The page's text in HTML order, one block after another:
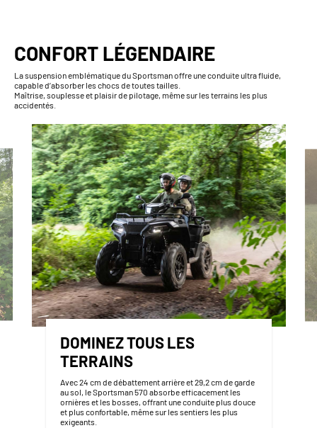
CONFORT LÉGENDAIRE
La suspension emblématique du Sportsman offre une conduite ultra fluide,
capable d’absorber les chocs de toutes tailles.
Maîtrise, souplesse et plaisir de pilotage, même sur les terrains les plus
accidentés.
DOMINEZ TOUS LES
TERRAINS
Avec 24 cm de débattement arrière et 29,2 cm de garde
au sol, le Sportsman 570 absorbe efficacement les
ornières et les bosses, offrant une conduite plus douce
et plus confortable, même sur les sentiers les plus
exigeants.